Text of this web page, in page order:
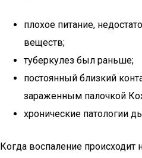
плохое питание,
веществ;
туберкулез был раньше;
постоянный близкий
зараженным палочкой
хронические патологии
Когда воспаление происходит